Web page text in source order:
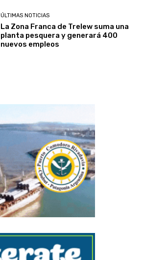
ÚLTIMAS NOTICIAS
La Zona Franca de Trelew suma una
planta pesquera y generará 400
nuevos empleos